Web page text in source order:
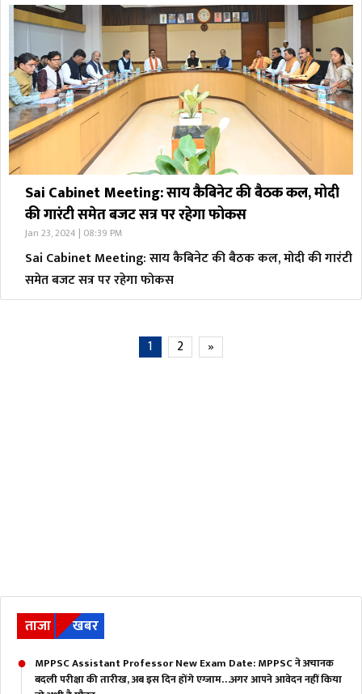
Sai Cabinet Meeting: साय कैबिनेट की बैठक कल, मोदी
की गारंटी समेत बजट सत्र पर रहेगा फोकस
Jan 23, 2024 | 08:39 PM
Sai Cabinet Meeting: साय कैबिनेट की बैठक कल, मोदी की गारंटी
समेत बजट सत्र पर रहेगा फोकस
1 2 »
ताजा खबर
MPPSC Assistant Professor New Exam Date: MPPSC ने अचानक
बदली परीक्षा की तारीख, अब इस दिन होंगे एग्जाम…अगर आपने आवेदन नहीं किया